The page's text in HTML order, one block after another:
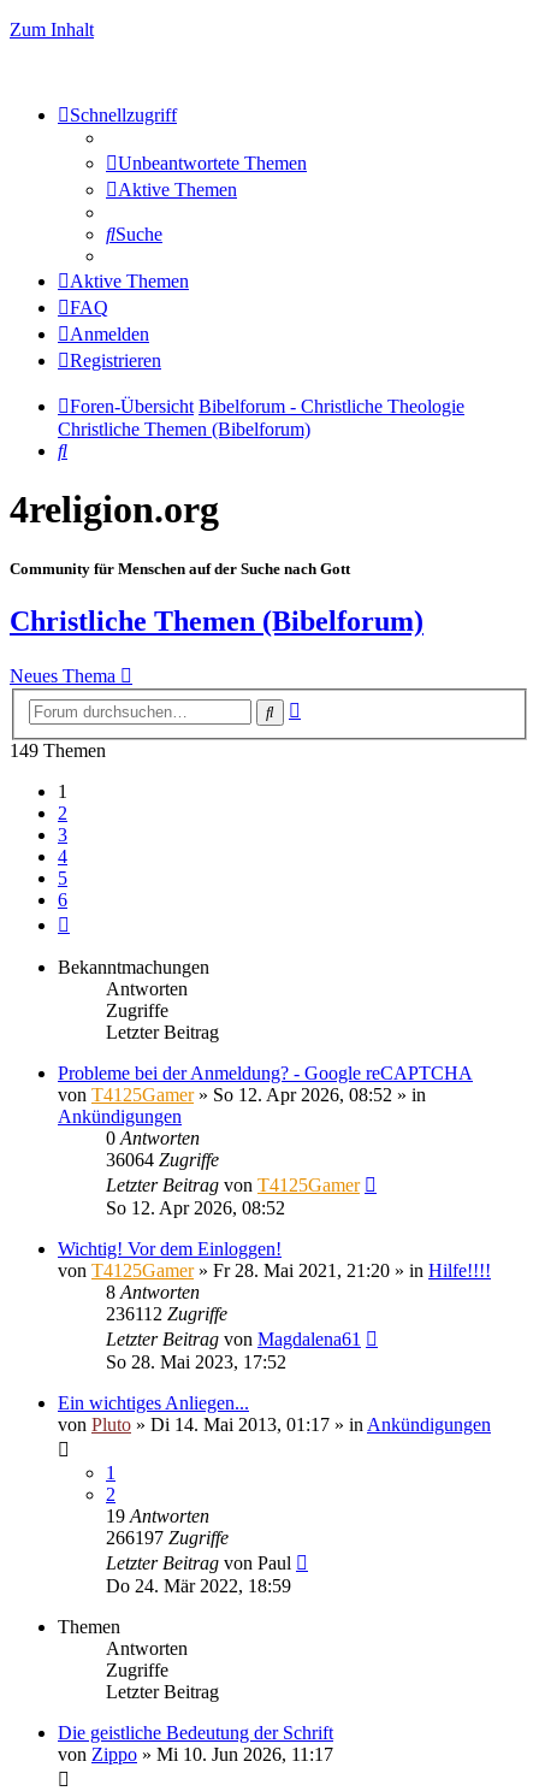
Zum Inhalt
Schnellzugriff
Unbeantwortete Themen
Aktive Themen
Suche
Aktive Themen
FAQ
Anmelden
Registrieren
Foren-Übersicht Bibelforum - Christliche Theologie
Christliche Themen (Bibelforum)
Suche
4religion.org
Community für Menschen auf der Suche nach Gott
Christliche Themen (Bibelforum)
Neues Thema
Suche
149 Themen
1
2
3
4
5
6
Bekanntmachungen
Antworten
Zugriffe
Letzter Beitrag
Probleme bei der Anmeldung? - Google reCAPTCHA
von T4125Gamer» So 12. Apr 2026, 08:52 » in
Ankündigungen
0 Antworten
36064 Zugriffe
Letzter Beitrag von T4125Gamer
So 12. Apr 2026, 08:52
Wichtig! Vor dem Einloggen!
von T4125Gamer» Fr 28. Mai 2021, 21:20 » in Hilfe!!!!
8 Antworten
236112 Zugriffe
Letzter Beitrag von Magdalena61
So 28. Mai 2023, 17:52
Ein wichtiges Anliegen...
von Pluto » Di 14. Mai 2013, 01:17 » in Ankündigungen
1
2
19 Antworten
266197 Zugriffe
Letzter Beitrag von Paul
Do 24. Mär 2022, 18:59
Themen
Antworten
Zugriffe
Letzter Beitrag
Die geistliche Bedeutung der Schrift
von Zippo » Mi 10. Jun 2026, 11:17